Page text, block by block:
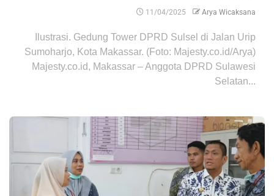
11/04/2025 Arya Wicaksana
Ilustrasi. Gedung Tower DPRD Sulsel di Jalan Urip
Sumoharjo, Kota Makassar. (Foto: Majesty.co.id/Arya)
Majesty.co.id, Makassar – Anggota DPRD Sulawesi
Selatan...